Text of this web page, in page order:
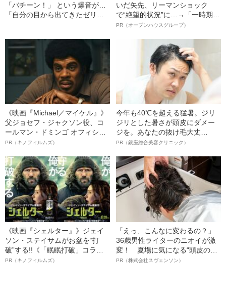
「バチーン！」 という爆音が…
「自分の目から出てきたゼリー
レーした“サッカー選手”が視覚障
害を負った“恐怖の瞬間”を明かす
いだ矢先、リーマンショック
で“絶望的状況”に…→「一時期は
納品3年待ち」のヒット商品を生
明かす、“逆転の戦術”
PR（オープンハウスグループ）
《映画『Michael／マイケル』》
父ジョセフ・ジャクソン役、コ
ールマン・ドミンゴ オフィシャ
ルインタビュー“観客を魅了した
語る”《日本興収70億円突破》
PR（キノフィルムズ）
今年も40℃を超える猛暑。ジリ
ジリとした暑さが頭皮にダメー
ジを。あなたの抜け毛大丈
夫！？
PR（銀座総合美容クリニック）
《映画『シェルター』》ジェイ
ソン・ステイサムがお盆を“打
破”する!!《「眠眠打破」コラ
ボ》
PR（キノフィルムズ）
「えっ、こんなに変わるの？」
36歳男性ライターのニオイが激
変！ 夏場に気になる“頭皮のニ
オイ”や“ベタつき”を解消す
PR（株式会社スヴェンソン）